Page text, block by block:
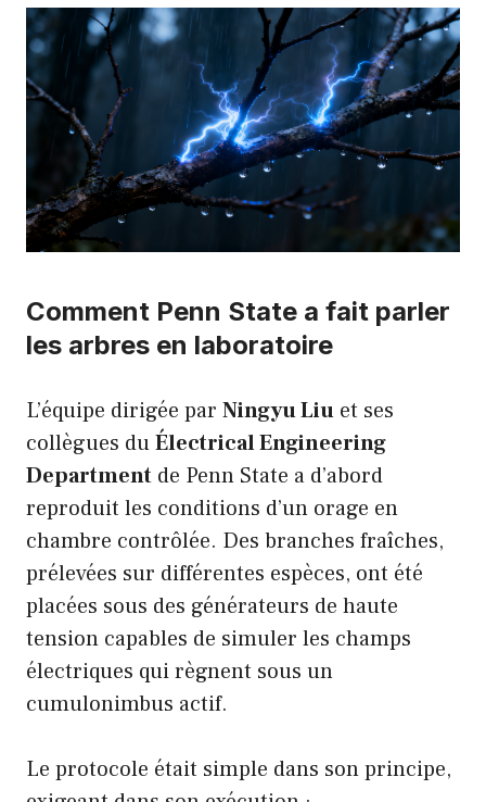
Comment Penn State a fait parler
les arbres en laboratoire
L’équipe dirigée par Ningyu Liu et ses
collègues duÉlectrical Engineering
Department de Penn State a d’abord
reproduit les conditions d’un orage en
chambre contrôlée. Des branches fraîches,
prélevées sur différentes espèces, ont été
placées sous des générateurs de haute
tension capables de simuler les champs
électriques qui règnent sous un
cumulonimbus actif.
Le protocole était simple dans son principe,